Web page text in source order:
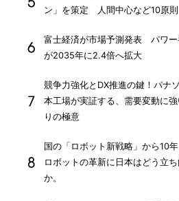
ン」を策定 人間中心など10原則
富士経済が市場予測発表 パワー
が2035年に2.4倍へ拡大
競争力強化とDX推進の鍵！パナ
本工場が実証する、需要変動に強
りの極意
国の「ロボット新戦略」から10
ロボットの革新に日本はどう立ち
か。